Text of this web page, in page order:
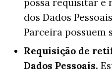
possa requisitar e
dos Dados
Parceira possuem
Requisição de
Dados Pessoais.